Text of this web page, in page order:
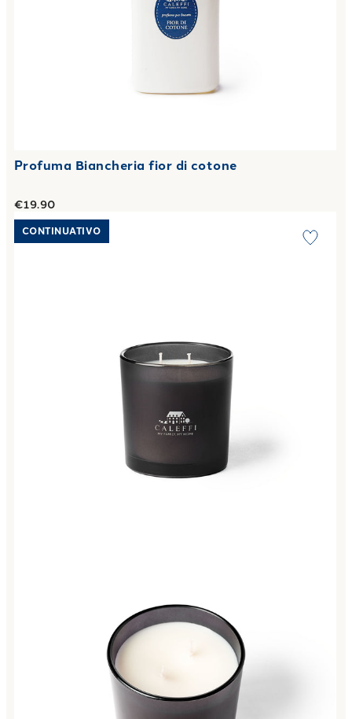
Profuma Biancheria fior di cotone
€19.90
Link to "Candela Profumata Piccola notte incantata in
CONTINUATIVO